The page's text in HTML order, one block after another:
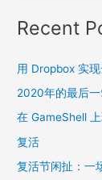
a
c
r
:
Recent
用 Dropbox 实
2020年的最后
在 GameShell
复活
复活节闲扯：一